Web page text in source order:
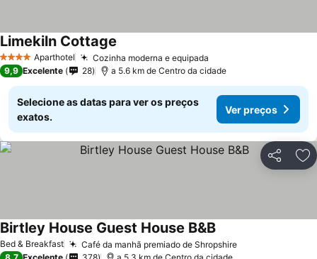
4 EstrelasAparthotel Cozinha moderna e equipada
Limekiln Cottage
9,9 Excelente 28 a 5.6 km de Centro da cidade
Selecione as datas para ver os preços
exatos.
Ver preços
Partilhar
Bed & Breakfast Café da manhã premiado de Shropshire
Birtley House Guest House B&B